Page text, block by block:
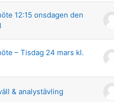
12:15 onsdagen den
– Tisdag 24 mars kl.
& analystävling